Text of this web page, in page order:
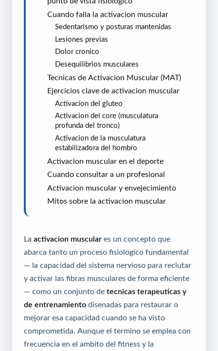
Cuando falla la activacion muscular
Sedentarismo y posturas mantenidas
Lesiones previas
Dolor cronico
Desequilibrios musculares
Tecnicas de Activacion Muscular (MAT)
Ejercicios clave de activacion muscular
Activacion del gluteo
Activacion del core (musculatura
profunda del tronco)
Activacion de la musculatura
estabilizadora del hombro
Activacion muscular en el deporte
Cuando consultar a un profesional
Activacion muscular y envejecimiento
Mitos sobre la activacion muscular
La activacion muscular es un concepto que
abarca tanto un proceso fisiologico fundamental
— la capacidad del sistema nervioso para reclutar
y activar las fibras musculares de forma eficiente
— como un conjunto de tecnicas terapeuticas y
de entrenamiento disenadas para restaurar o
mejorar esa capacidad cuando se ha visto
comprometida. Aunque el termino se emplea con
frecuencia en el ambito del fitness y la